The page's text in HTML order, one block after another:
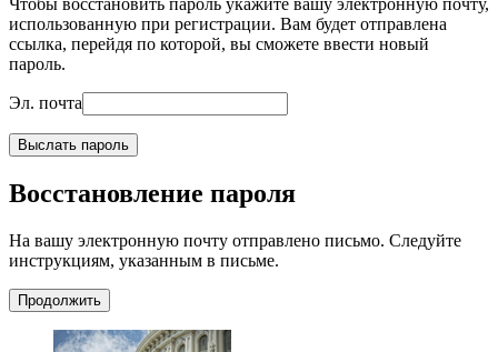
Чтобы восстановить пароль укажите вашу электронную почту,
использованную при регистрации. Вам будет отправлена
ссылка, перейдя по которой, вы сможете ввести новый
пароль.
Эл. почта
Выслать пароль
Восстановление пароля
На вашу электронную почту отправлено письмо. Следуйте
инструкциям, указанным в письме.
Продолжить